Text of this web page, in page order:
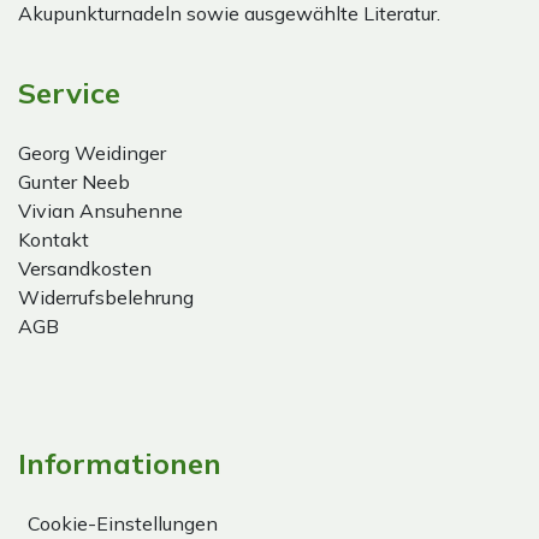
Akupunkturnadeln sowie ausgewählte Literatur.
Service
Georg Weidinger
Gunter Neeb
Vivian Ansuhenne
Kontakt
Versandkosten
Widerrufsbelehrung
AGB
Informationen
Cookie-Einstellungen